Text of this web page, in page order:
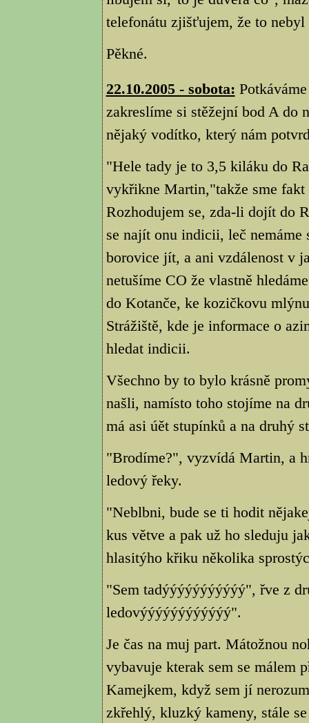
telefonátu zjišťujem, že to nebyl
Pěkné.
22.10.2005 - sobota:
zakreslíme si stěžejní bod A do
nějaký vodítko, který nám
"Hele tady je to 3,5 kiláku do
vykřikne Martin,"takže sme
Rozhodujem se, zda-li dojít do
se najít onu indicii, leč
borovice jít, a ani vzdálenost v
netušíme CO že vlastně
do Kotanče, ke kozičkovu
Strážiště, kde je informace o
hledat indicii.
Všechno by to bylo krásně
našli, namísto toho stojíme na
má asi úět stupínků a na druhý
"Brodíme?", vyzvídá Martin, a
ledový řeky.
"Neblbni, bude se ti hodit
kus větve a pak už ho sleduju
hlasitýho křiku několika
"Sem tadýýýýýýýýýýý", řve z
ledovýýýýýýýýýýýý".
Je čas na muj part. Mátožnou
vybavuje kterak sem se málem
Kamejkem, když sem jí
zkřehlý, kluzký kameny, stále